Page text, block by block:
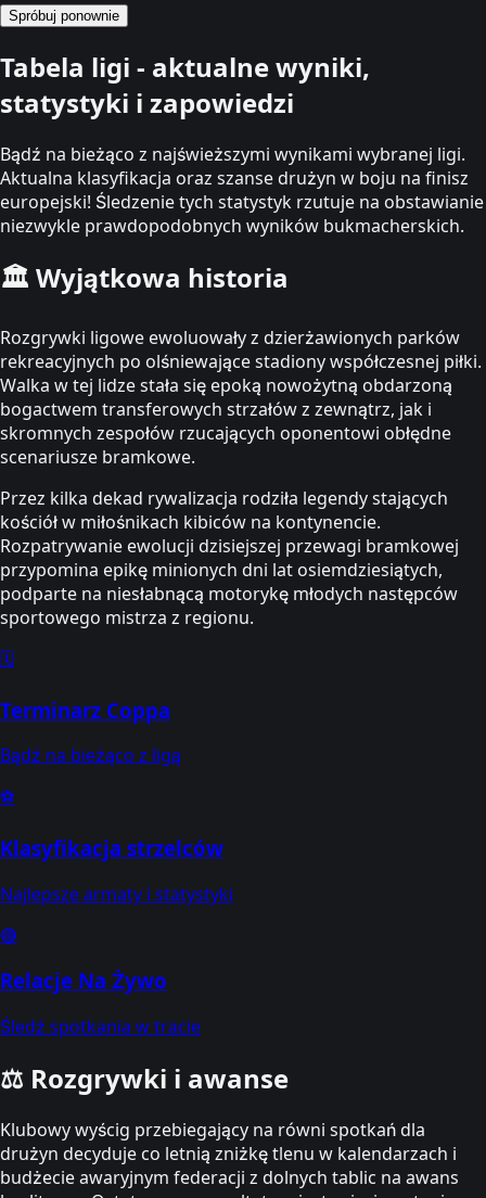
Spróbuj ponownie
Tabela ligi - aktualne wyniki,
statystyki i zapowiedzi
Bądź na bieżąco z najświeższymi wynikami wybranej ligi.
Aktualna klasyfikacja oraz szanse drużyn w boju na finisz
europejski! Śledzenie tych statystyk rzutuje na obstawianie
niezwykle prawdopodobnych wyników bukmacherskich.
🏛️ Wyjątkowa historia
Rozgrywki ligowe ewoluowały z dzierżawionych parków
rekreacyjnych po olśniewające stadiony współczesnej piłki.
Walka w tej lidze stała się epoką nowożytną obdarzoną
bogactwem transferowych strzałów z zewnątrz, jak i
skromnych zespołów rzucających oponentowi obłędne
scenariusze bramkowe.
Przez kilka dekad rywalizacja rodziła legendy stających
kościół w miłośnikach kibiców na kontynencie.
Rozpatrywanie ewolucji dzisiejszej przewagi bramkowej
przypomina epikę minionych dni lat osiemdziesiątych,
podparte na niesłabnącą motorykę młodych następców
sportowego mistrza z regionu.
🗓️
Terminarz Coppa
Bądź na bieżąco z ligą
⚽
Klasyfikacja strzelców
Najlepsze armaty i statystyki
🔴
Relacje Na Żywo
Śledź spotkania w tracie
⚖️ Rozgrywki i awanse
Klubowy wyścig przebiegający na równi spotkań dla
drużyn decyduje co letnią zniżkę tlenu w kalendarzach i
budżecie awaryjnym federacji z dolnych tablic na awans